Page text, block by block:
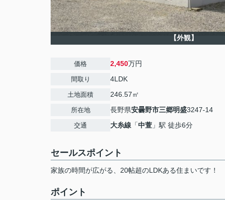
【外観】
価格 2,450万円
間取り 4LDK
土地面積 246.57㎡
所在地 長野県安曇野市三郷明盛3247-14
交通 大糸線 「中萱 」駅 徒歩6分
セールスポイント
家族の時間が広がる、20帖超のLDKある住まいです！
ポイント